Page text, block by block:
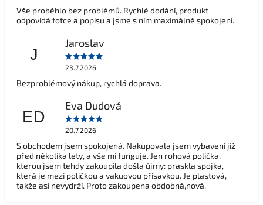
Vše proběhlo bez problémů. Rychlé dodání, produkt
odpovídá fotce a popisu a jsme s ním maximálně spokojeni.
J
Jaroslav
23.7.2026
Bezproblémový nákup, rychlá doprava.
ED
Eva Dudová
20.7.2026
S obchodem jsem spokojená. Nakupovala jsem vybavení již
před několika lety, a vše mi funguje. Jen rohová polička,
kterou jsem tehdy zakoupila došla újmy: praskla spojka,
která je mezi poličkou a vakuovou přísavkou. Je plastová,
takže asi nevydrží. Proto zakoupena obdobná,nová.